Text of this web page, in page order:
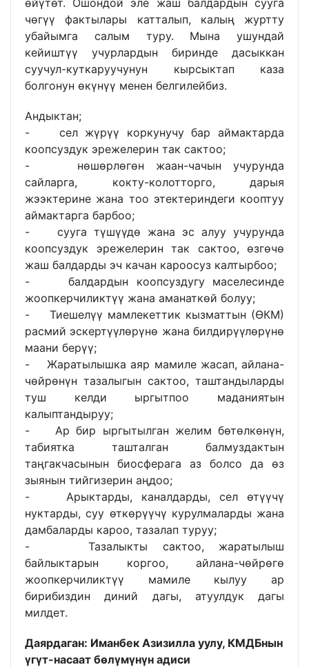
чөгүү фактылары катталып, калың журтту
убайымга салым туру. Мына ушундай
кейиштүү учурлардын биринде дасыккан
суучул-куткаруучунун кырсыктап каза
болгонун өкүнүү менен белгилейбиз.
Андыктан;
- сел жүрүү коркунучу бар аймактарда
коопсуздук эрежелерин так сактоо;
- нөшөрлөгөн жаан-чачын учурунда
сайларга, кокту-колотторго, дарыя
жээктерине жана тоо этектериндеги кооптуу
аймактарга барбоо;
- сууга түшүүдө жана эс алуу учурунда
коопсуздук эрежелерин так сактоо, өзгөчө
жаш балдарды эч качан кароосуз калтырбоо;
- балдардын коопсуздугу маселесинде
жоопкерчиликтүү жана аманаткөй болуу;
- Тиешелүү мамлекеттик кызматтын (ӨКМ)
расмий эскертүүлөрүнө жана билдирүүлөрүнө
маани берүү;
- Жаратылышка аяр мамиле жасап, айлана-
чөйрөнүн тазалыгын сактоо, таштандыларды
туш келди ыргытпоо маданиятын
калыптандыруу;
- Ар бир ыргытылган желим бөтөлкөнүн,
табиятка ташталган балмуздактын
таңгакчасынын биосферага аз болсо да өз
зыянын тийгизерин аңдоо;
- Арыктарды, каналдарды, сел өтүүчү
нуктарды, суу өткөрүүчү курулмаларды жана
дамбаларды кароо, тазалап туруу;
- Тазалыкты сактоо, жаратылыш
байлыктарын коргоо, айлана-чөйрөгө
жоопкерчиликтүү мамиле кылуу ар
бирибиздин диний дагы, атуулдук дагы
милдет.
Даярдаган: Иманбек Азизилла уулу, КМДБнын
үгүт-насаат бөлүмүнүн адиси